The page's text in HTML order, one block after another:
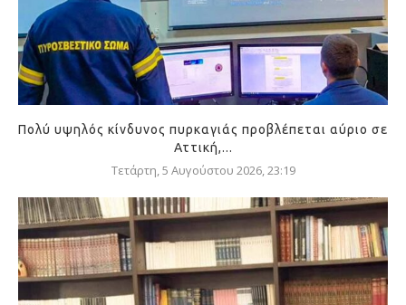
Πολύ υψηλός κίνδυνος πυρκαγιάς προβλέπεται αύριο σε
Αττική,...
Τετάρτη, 5 Αυγούστου 2026, 23:19